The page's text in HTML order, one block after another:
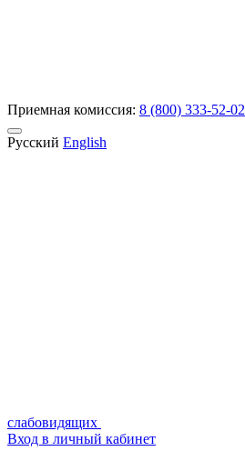
Приемная комиссия: 8 (800) 333-52-02
Русский English
слабовидящих
Вход в личный кабинет